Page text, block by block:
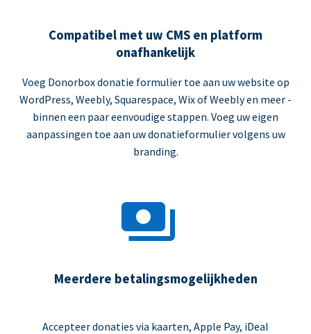
Compatibel met uw CMS en platform
onafhankelijk
Voeg Donorbox donatie formulier toe aan uw website op
WordPress, Weebly, Squarespace, Wix of Weebly en meer -
binnen een paar eenvoudige stappen. Voeg uw eigen
aanpassingen toe aan uw donatieformulier volgens uw
branding.
Meerdere betalingsmogelijkheden
Accepteer donaties via kaarten, Apple Pay, iDeal